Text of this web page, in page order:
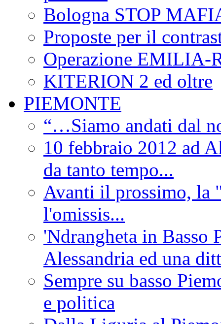
Bologna STOP
Proposte per il
Operazione EMILIA-
KITERION 2 ed oltre
PIEMONTE
“…Siamo andati dal
10 febbraio 2012 ad
da tanto tempo...
Avanti il prossimo, la
l'omissis...
'Ndrangheta in Basso
Alessandria ed una
Sempre su basso
e politica